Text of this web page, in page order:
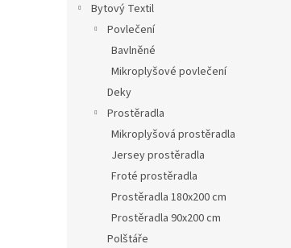
Bytový Textil
Povlečení
Bavlněné
Mikroplyšové povlečení
Deky
Prostěradla
Mikroplyšová prostěradla
Jersey prostěradla
Froté prostěradla
Prostěradla 180x200 cm
Prostěradla 90x200 cm
Polštáře